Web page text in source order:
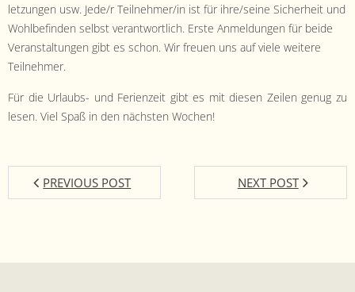
let­zun­gen usw. Jede/r Teilnehmer/in ist für ihre/seine Sicher­heit und
Wohlbefind­en selb­st ver­ant­wortlich. Erste Anmel­dun­gen für bei­de
Ver­anstal­tun­gen gibt es schon. Wir freuen uns auf viele weit­ere
Teilnehmer.
Für die Urlaubs- und Ferien­zeit gibt es mit diesen Zeilen genug zu
lesen. Viel Spaß in den näch­sten Wochen!
PREVIOUS POST NEXT POST